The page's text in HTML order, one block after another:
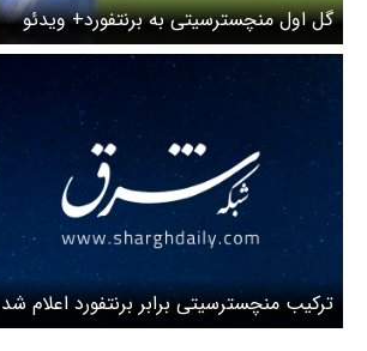
گل اول منچسترسیتی به برنتفورد+ ویدئو
ترکیب منچسترسیتی برابر برنتفورد اعلام شد